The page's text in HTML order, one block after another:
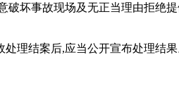
坏事故现场及无正当理由拒绝
理结案后,应当公开宣布处理结果